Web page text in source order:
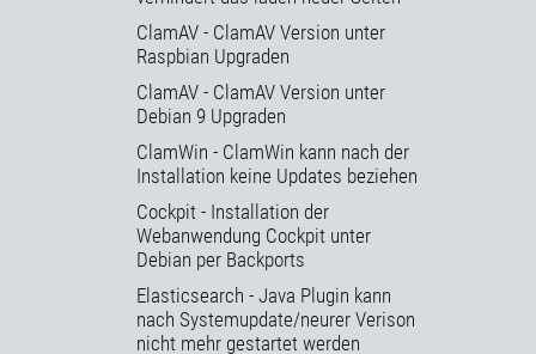
ClamAV - ClamAV Version unter
Raspbian Upgraden
ClamAV - ClamAV Version unter
Debian 9 Upgraden
ClamWin - ClamWin kann nach der
Installation keine Updates beziehen
Cockpit - Installation der
Webanwendung Cockpit unter
Debian per Backports
Elasticsearch - Java Plugin kann
nach Systemupdate/neurer Verison
nicht mehr gestartet werden